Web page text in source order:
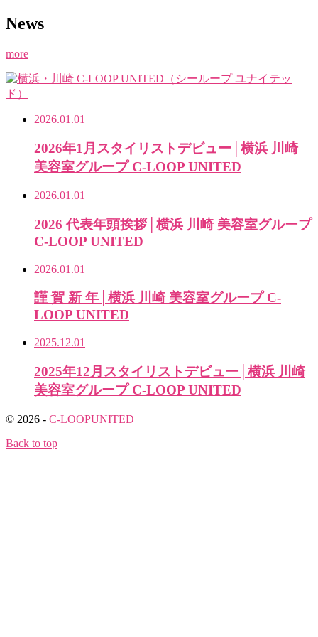
News
more
2026.01.01
2026年1月スタイリストデビュー│横浜 川崎
美容室グループ C-LOOP UNITED
2026.01.01
2026 代表年頭挨拶│横浜 川崎 美容室グループ
C-LOOP UNITED
2026.01.01
謹 賀 新 年│横浜 川崎 美容室グループ C-
LOOP UNITED
2025.12.01
2025年12月スタイリストデビュー│横浜 川崎
美容室グループ C-LOOP UNITED
© 2026 - C-LOOPUNITED
Back to top